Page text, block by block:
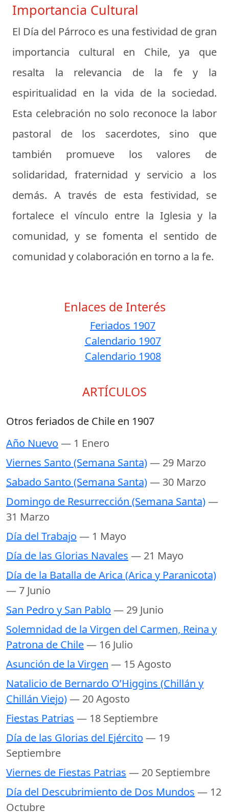
Importancia Cultural
El Día del Párroco es una festividad de gran
importancia cultural en Chile, ya que
resalta la relevancia de la fe y la
espiritualidad en la vida de la sociedad.
Esta celebración no solo reconoce la labor
pastoral de los sacerdotes, sino que
también promueve los valores de
solidaridad, fraternidad y servicio a los
demás. A través de esta festividad, se
fortalece el vínculo entre la Iglesia y la
comunidad, y se fomenta el sentido de
comunidad y colaboración en torno a la fe.
Enlaces de Interés
Feriados 1907
Calendario 1907
Calendario 1908
ARTÍCULOS
Otros feriados de Chile en 1907
Año Nuevo — 1 Enero
Viernes Santo (Semana Santa)— 29 Marzo
Sabado Santo (Semana Santa)— 30 Marzo
Domingo de Resurrección (Semana Santa)—
31 Marzo
Día del Trabajo — 1 Mayo
Día de las Glorias Navales — 21 Mayo
Día de la Batalla de Arica (Arica y Paranicota)
— 7 Junio
San Pedro y San Pablo — 29 Junio
Solemnidad de la Virgen del Carmen, Reina y
Patrona de Chile— 16 Julio
Asunción de la Virgen — 15 Agosto
Natalicio de Bernardo O’Higgins (Chillán y
Chillán Viejo)— 20 Agosto
Fiestas Patrias — 18 Septiembre
Día de las Glorias del Ejército — 19
Septiembre
Viernes de Fiestas Patrias — 20 Septiembre
Día del Descubrimiento de Dos Mundos — 12
Octubre